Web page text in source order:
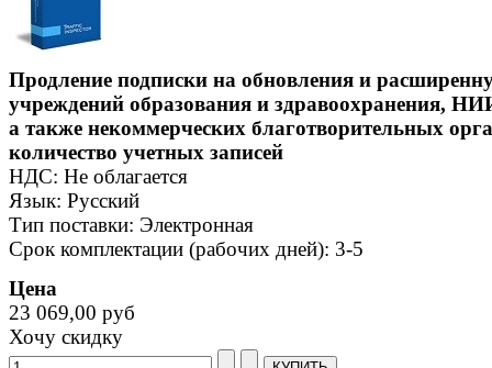
Продление подписки на обновления и
учреждений образования и здравоохранения,
а также некоммерческих благотворительных
количество учетных записей
НДС: Не облагается
Язык: Русский
Тип поставки: Электронная
Срок комплектации (рабочих дней): 3-5
Цена
23 069,00 руб
Хочу скидку